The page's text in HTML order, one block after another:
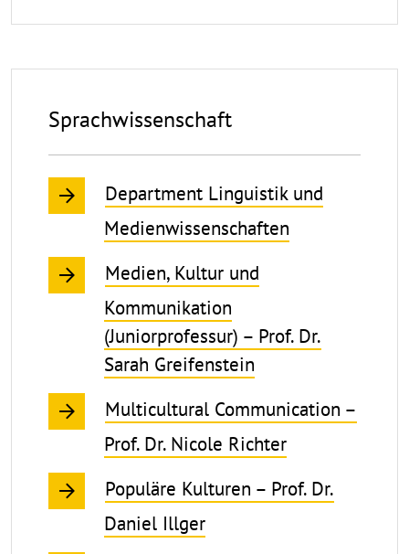
Sprachwissenschaft
Department Linguistik und
Medienwissenschaften
Medien, Kultur und
Kommunikation
(Juniorprofessur) – Prof. Dr.
Sarah Greifenstein
Multicultural Communication –
Prof. Dr. Nicole Richter
Populäre Kulturen – Prof. Dr.
Daniel Illger